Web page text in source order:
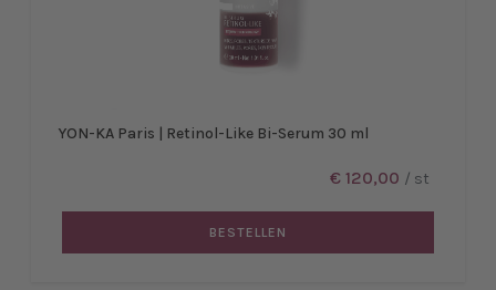
YON-KA Paris | Retinol-Like Bi-Serum 30 ml
€ 120,00 / st
BESTELLEN